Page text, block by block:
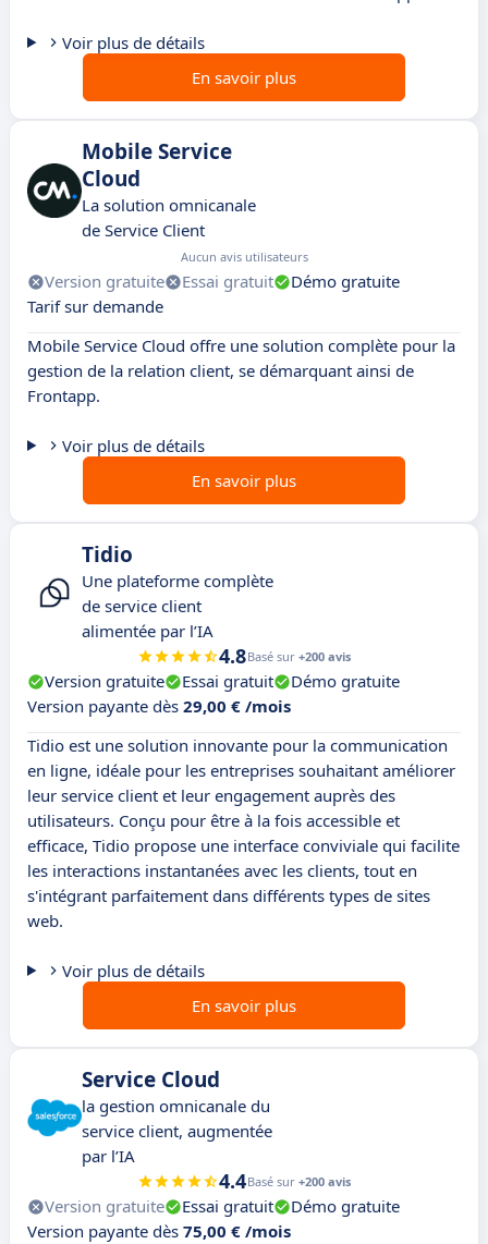
Voir plus de détails
En savoir plus
Mobile Service
Cloud
La solution omnicanale
de Service Client
Aucun avis utilisateurs
Version gratuite Essai gratuit
Démo gratuite
Tarif sur demande
Mobile Service Cloud offre une solution complète pour la
gestion de la relation client, se démarquant ainsi de
Frontapp.
Voir plus de détails
En savoir plus
Tidio
Une plateforme complète
de service client
alimentée par l’IA
4.8Basé sur +200 avis
Version gratuite Essai gratuit
Démo gratuite
Version payante dès 29,00 € /mois
Tidio est une solution innovante pour la communication
en ligne, idéale pour les entreprises souhaitant améliorer
leur service client et leur engagement auprès des
utilisateurs. Conçu pour être à la fois accessible et
efficace, Tidio propose une interface conviviale qui facilite
les interactions instantanées avec les clients, tout en
s'intégrant parfaitement dans différents types de sites
web.
Voir plus de détails
En savoir plus
Service Cloud
la gestion omnicanale du
service client, augmentée
par l’IA
4.4Basé sur +200 avis
Version gratuite Essai gratuit
Démo gratuite
Version payante dès 75,00 € /mois